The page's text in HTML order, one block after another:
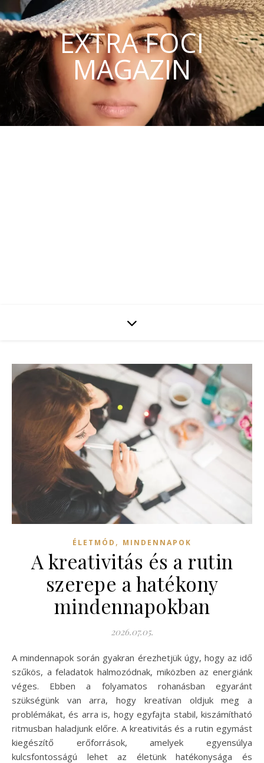
EXTRA FOCI
MAGAZIN
ÉLETMÓD , MINDENNAPOK
A kreativitás és a rutin
szerepe a hatékony
mindennapokban
2026.07.05.
A mindennapok során gyakran érezhetjük úgy, hogy az idő
szűkös, a feladatok halmozódnak, miközben az energiánk
véges. Ebben a folyamatos rohanásban egyaránt
szükségünk van arra, hogy kreatívan oldjuk meg a
problémákat, és arra is, hogy egyfajta stabil, kiszámítható
ritmusban haladjunk előre. A kreativitás és a rutin egymást
kiegészítő erőforrások, amelyek egyensúlya
kulcsfontosságú lehet az életünk hatékonysága és